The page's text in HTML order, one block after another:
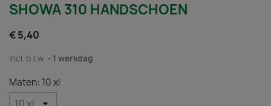
SHOWA 310 HANDSCHOEN
€ 5,40
Incl. b.t.w. 1 werkdag
Maten: 10 xl